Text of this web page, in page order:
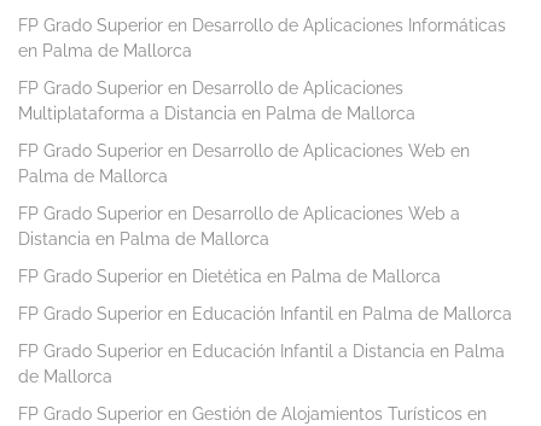
FP Grado Superior en Desarrollo de Aplicaciones Informáticas
en Palma de Mallorca
FP Grado Superior en Desarrollo de Aplicaciones
Multiplataforma a Distancia en Palma de Mallorca
FP Grado Superior en Desarrollo de Aplicaciones Web en
Palma de Mallorca
FP Grado Superior en Desarrollo de Aplicaciones Web a
Distancia en Palma de Mallorca
FP Grado Superior en Dietética en Palma de Mallorca
FP Grado Superior en Educación Infantil en Palma de Mallorca
FP Grado Superior en Educación Infantil a Distancia en Palma
de Mallorca
FP Grado Superior en Gestión de Alojamientos Turísticos en